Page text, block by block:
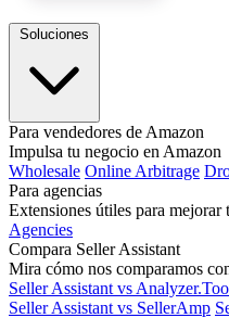
Para vendedores de Amazon
Impulsa tu negocio en Amazon
Wholesale Online Arbitrage
Para agencias
Extensiones útiles para
Agencies
Compara Seller Assistant
Mira cómo nos comparamos
Seller Assistant vs
Seller Assistant vs SellerAmp